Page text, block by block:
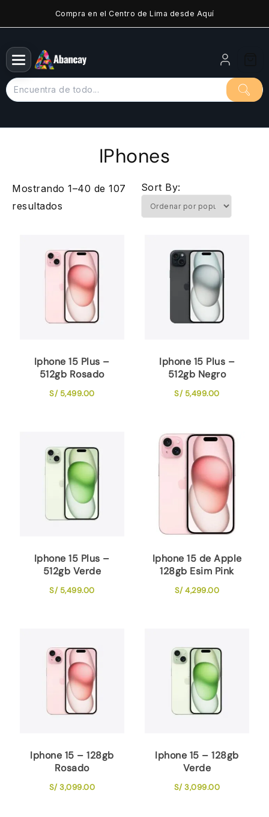
Compra en el Centro de Lima desde Aquí
IPhones
Mostrando 1–40 de 107
resultados
Sort By:
Iphone 15 Plus –
512gb Rosado
S/5,499.00
Iphone 15 Plus –
512gb Negro
S/5,499.00
Iphone 15 Plus –
512gb Verde
S/5,499.00
Iphone 15 de Apple
128gb Esim Pink
S/4,299.00
Iphone 15 – 128gb
Rosado
S/3,099.00
Iphone 15 – 128gb
Verde
S/3,099.00